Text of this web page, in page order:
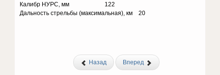
Калибр НУРС, мм 122
Дальность стрельбы (максимальная), км 20
Назад Вперед